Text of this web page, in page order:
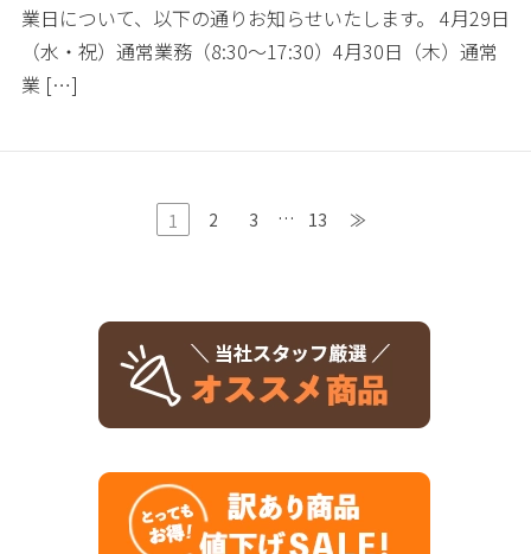
業日について、以下の通りお知らせいたします。 4月29日
（水・祝）通常業務（8:30～17:30）4月30日（木）通常
業 […]
1 2 3 … 13 ≫